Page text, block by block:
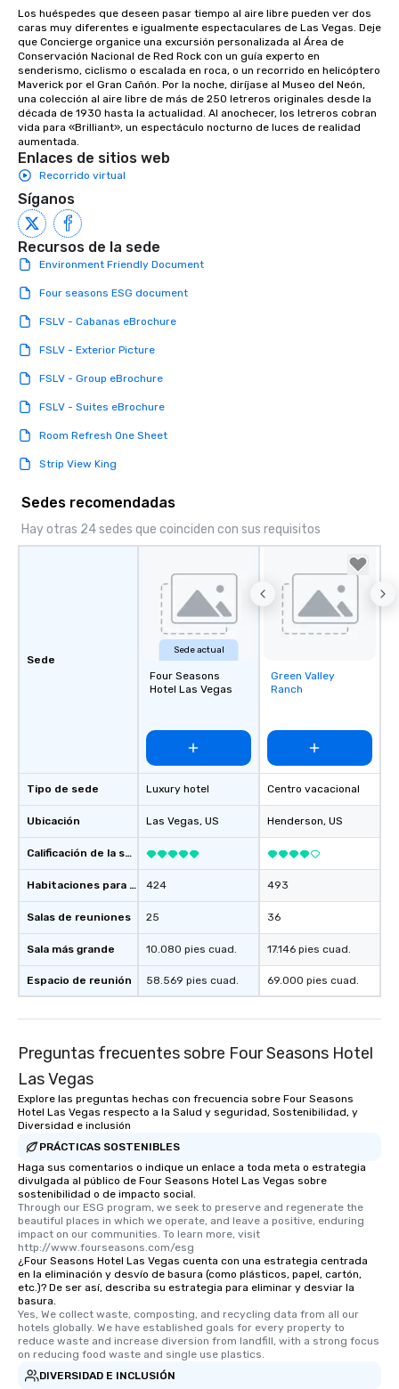
Los huéspedes que deseen pasar tiempo al aire libre pueden ver dos
caras muy diferentes e igualmente espectaculares de Las Vegas. Deje
que Concierge organice una excursión personalizada al Área de
Conservación Nacional de Red Rock con un guía experto en
senderismo, ciclismo o escalada en roca, o un recorrido en helicóptero
Maverick por el Gran Cañón. Por la noche, diríjase al Museo del Neón,
una colección al aire libre de más de 250 letreros originales desde la
década de 1930 hasta la actualidad. Al anochecer, los letreros cobran
vida para «Brilliant», un espectáculo nocturno de luces de realidad
aumentada.
Enlaces de sitios web
Recorrido virtual
Síganos
Recursos de la sede
Environment Friendly Document
Four seasons ESG document
FSLV - Cabanas eBrochure
FSLV - Exterior Picture
FSLV - Group eBrochure
FSLV - Suites eBrochure
Room Refresh One Sheet
Strip View King
Sedes recomendadas
Hay otras 24 sedes que coinciden con sus requisitos
Sede
Tipo de sede
Ubicación
Calificación de la sede
Habitaciones para huéspedes
Salas de reuniones
Sala más grande
Espacio de reunión
Sede actual
Four Seasons
Hotel Las Vegas
Luxury hotel
Las Vegas, US
424
25
10.080 pies cuad.
58.569 pies cuad.
Removed from
favorites
Green Valley
Ranch
Centro vacacional
Henderson, US
493
36
17.146 pies cuad.
69.000 pies cuad.
Preguntas frecuentes sobre Four Seasons Hotel
Las Vegas
Explore las preguntas hechas con frecuencia sobre Four Seasons
Hotel Las Vegas respecto a la Salud y seguridad, Sostenibilidad, y
Diversidad e inclusión
PRÁCTICAS SOSTENIBLES
Haga sus comentarios o indique un enlace a toda meta o estrategia
divulgada al público de Four Seasons Hotel Las Vegas sobre
sostenibilidad o de impacto social.
Through our ESG program, we seek to preserve and regenerate the
beautiful places in which we operate, and leave a positive, enduring
impact on our communities. To learn more, visit
http://www.fourseasons.com/esg
¿Four Seasons Hotel Las Vegas cuenta con una estrategia centrada
en la eliminación y desvío de basura (como plásticos, papel, cartón,
etc.)? De ser así, describa su estrategia para eliminar y desviar la
basura.
Yes, We collect waste, composting, and recycling data from all our
hotels globally. We have established goals for every property to
reduce waste and increase diversion from landfill, with a strong focus
on reducing food waste and single use plastics.
DIVERSIDAD E INCLUSIÓN